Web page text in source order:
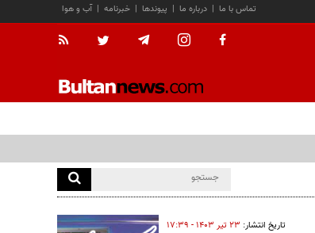
آب و هوا | خبرنامه | پیوندها | درباره ما | تماس با ما
تاریخ انتشار: ۲۳ تير ۱۴۰۳ - ۱۷:۳۹